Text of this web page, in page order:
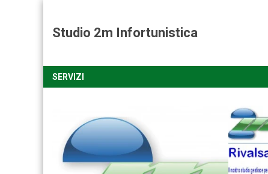
Studio 2m Infortunistica
SERVIZI